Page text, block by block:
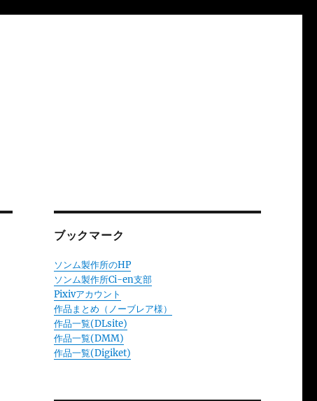
ブックマーク
ソンム製作所のHP
ソンム製作所Ci-en支部
Pixivアカウント
作品まとめ（ノーブレア様）
作品一覧(DLsite)
作品一覧(DMM)
作品一覧(Digiket)